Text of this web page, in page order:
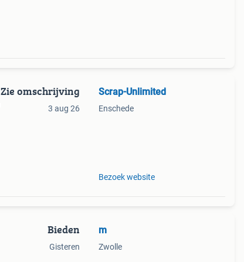
Zie omschrijving
3 aug 26
Scrap-Unlimited
Enschede
Bezoek website
Bieden
Gisteren
m
Zwolle